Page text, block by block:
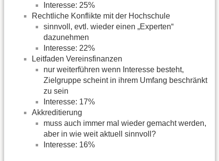
Interesse: 25%
Rechtliche Konflikte mit der Hochschule
sinnvoll, evtl. wieder einen „Experten“
dazunehmen
Interesse: 22%
Leitfaden Vereinsfinanzen
nur weiterführen wenn Interesse besteht,
Zielgruppe scheint in ihrem Umfang beschränkt
zu sein
Interesse: 17%
Akkreditierung
muss auch immer mal wieder gemacht werden,
aber in wie weit aktuell sinnvoll?
Interesse: 16%